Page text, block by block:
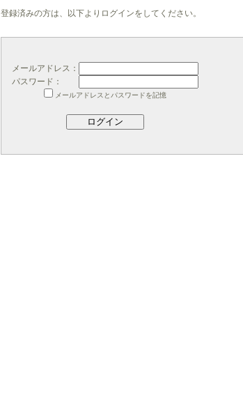
登録済みの方は、以下よりログインをしてください。
メールアドレス：
パスワード：
メールアドレスとパスワードを記憶